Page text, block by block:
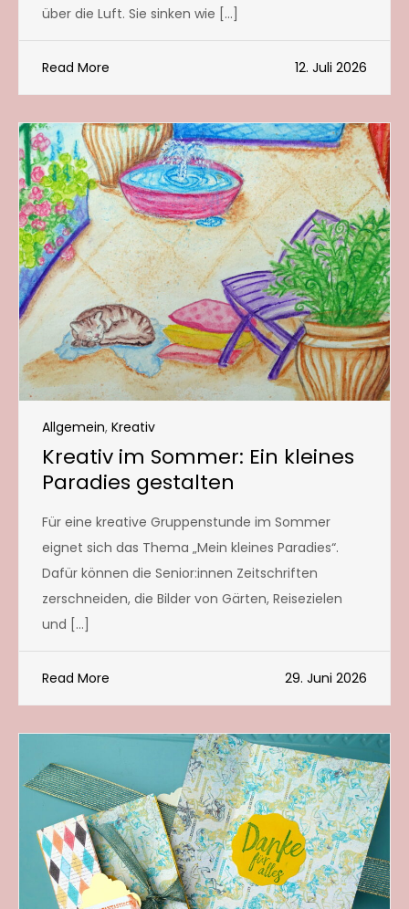
über die Luft. Sie sinken wie […]
Read More 12. Juli 2026
Allgemein, Kreativ
Kreativ im Sommer: Ein kleines
Paradies gestalten
Für eine kreative Gruppenstunde im Sommer
eignet sich das Thema „Mein kleines Paradies“.
Dafür können die Senior:innen Zeitschriften
zerschneiden, die Bilder von Gärten, Reisezielen
und […]
Read More 29. Juni 2026